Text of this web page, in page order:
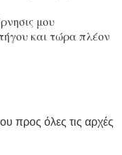
μου
και τώρα πλέον
προς όλες τις αρχές